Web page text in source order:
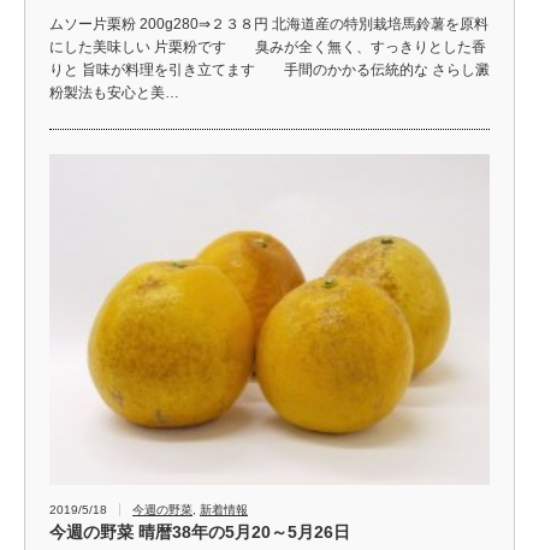
ムソー片栗粉 200g280⇒２３８円 北海道産の特別栽培馬鈴薯を原料
にした美味しい 片栗粉です 臭みが全く無く、すっきりとした香
りと 旨味が料理を引き立てます 手間のかかる伝統的な さらし澱
粉製法も安心と美…
2019/5/18 今週の野菜 新着情報
今週の野菜 晴暦38年の5月20～5月26日